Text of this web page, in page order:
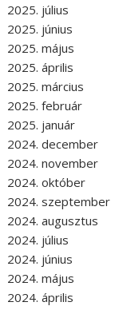
2025. július
2025. június
2025. május
2025. április
2025. március
2025. február
2025. január
2024. december
2024. november
2024. október
2024. szeptember
2024. augusztus
2024. július
2024. június
2024. május
2024. április